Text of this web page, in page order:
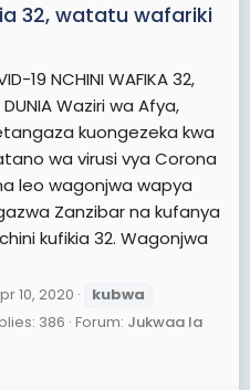
32, watatu wafariki
19 NCHINI WAFIKA 32,
DUNIA Waziri wa Afya,
kuongezeka kwa
wa virusi vya Corona
leo wagonjwa wapya
Zanzibar na kufanya
kufikia 32. Wagonjwa
10, 2020
kubwa
386 Forum: Jukwaa la